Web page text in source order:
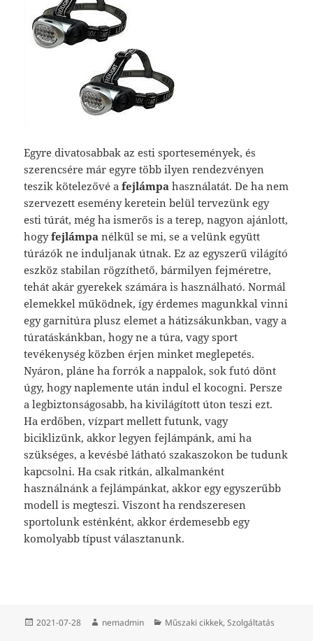
Egyre divatosabbak az esti sportesemények, és
szerencsére már egyre több ilyen rendezvényen
teszik kötelezővé afejlámpahasználatát. De ha nem
szervezett esemény keretein belül tervezünk egy
esti túrát, még ha ismerős is a terep, nagyon ajánlott,
hogyfejlámpa nélkül se mi, se a velünk együtt
túrázók ne induljanak útnak.Ez az egyszerű világító
eszköz stabilan rögzíthető, bármilyen fejméretre,
tehát akár gyerekek számára is használható. Normál
elemekkel működnek, így érdemes magunkkal vinni
egy garnitúra plusz elemet a hátizsákunkban, vagy a
túratáskánkban, hogy ne a túra, vagy sport
tevékenység közben érjen minket meglepetés.
Nyáron, pláne ha forrók a nappalok, sok futó dönt
úgy, hogy naplemente után indul el kocogni. Persze
a legbiztonságosabb, ha kivilágított úton teszi ezt.
Ha erdőben, vízpart mellett futunk, vagy
biciklizünk, akkor legyen fejlámpánk, ami ha
szükséges, a kevésbé látható szakaszokon be tudunk
kapcsolni. Ha csak ritkán, alkalmanként
használnánk a fejlámpánkat, akkor egy egyszerűbb
modell is megteszi. Viszont ha rendszeresen
sportolunk esténként, akkor érdemesebb egy
komolyabb típust választanunk.
Közzétéve
2021-07-28 Szerző
nemadmin Kategória
Műszaki cikkek,Szolgáltatás